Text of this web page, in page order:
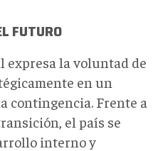
FUTURO
expresa la voluntad de
en un
contingencia. Frente a
el país se
interno y